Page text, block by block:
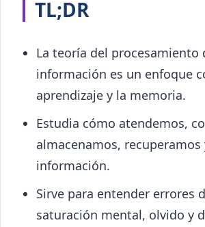
TL;DR
La teoría del procesamiento
información es un enfoque
aprendizaje y la memoria.
Estudia cómo atendemos,
almacenamos, recuperamos
información.
Sirve para entender errores
saturación mental, olvido y